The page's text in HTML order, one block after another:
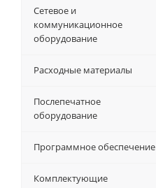
Сетевое и
коммуникационное
оборудование
Расходные материалы
Послепечатное
оборудование
Программное обеспечение
Комплектующие